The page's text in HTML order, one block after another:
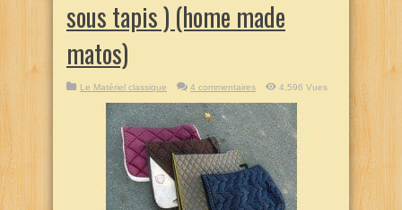
sous tapis ) (home made
matos)
Le Matériel classique 4 commentaires 4,596 Vues